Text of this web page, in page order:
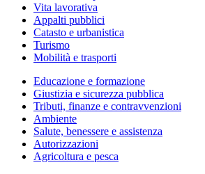
Vita lavorativa
Appalti pubblici
Catasto e urbanistica
Turismo
Mobilità e trasporti
Educazione e formazione
Giustizia e sicurezza pubblica
Tributi, finanze e contravvenzioni
Ambiente
Salute, benessere e assistenza
Autorizzazioni
Agricoltura e pesca